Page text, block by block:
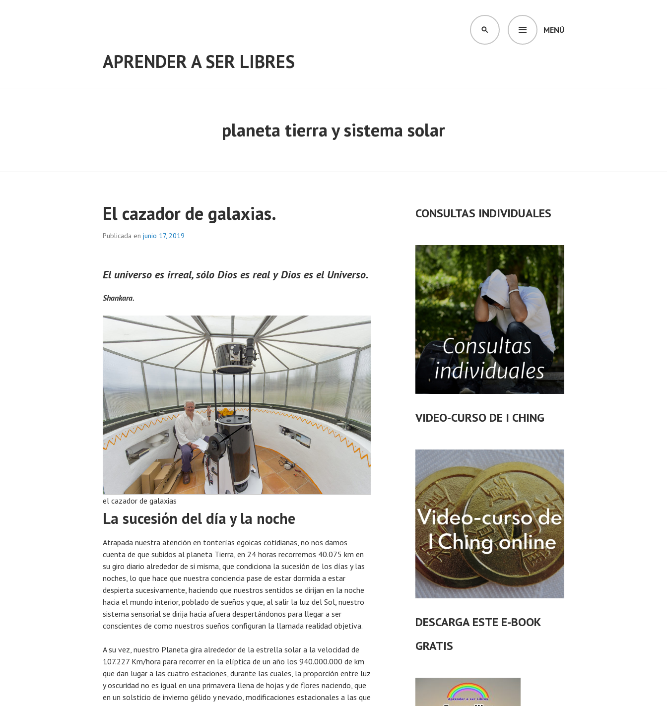
APRENDER A SER LIBRES
MENÚ
BUSCAR
planeta tierra y sistema solar
El cazador de galaxias.
Publicada en junio 17, 2019
El universo es irreal, sólo Dios es real y Dios es el Universo.
Shankara.
el cazador de galaxias
La sucesión del día y la noche
Atrapada nuestra atención en tonterías egoicas cotidianas, no nos damos
cuenta de que subidos al planeta Tierra, en 24 horas recorremos 40.075 km en
su giro diario alrededor de si misma, que condiciona la sucesión de los días y las
noches, lo que hace que nuestra conciencia pase de estar dormida a estar
despierta sucesivamente, haciendo que nuestros sentidos se dirijan en la noche
hacia el mundo interior, poblado de sueños y que, al salir la luz del Sol, nuestro
sistema sensorial se dirija hacia afuera despertándonos para llegar a ser
conscientes de como nuestros sueños configuran la llamada realidad objetiva.
A su vez, nuestro Planeta gira alrededor de la estrella solar a la velocidad de
107.227 Km/hora para recorrer en la elíptica de un año los 940.000.000 de km
que dan lugar a las cuatro estaciones, durante las cuales, la proporción entre luz
y oscuridad no es igual en una primavera llena de hojas y de flores naciendo, que
en un solsticio de invierno gélido y nevado, modificaciones estacionales a las que
CONSULTAS INDIVIDUALES
VIDEO-CURSO DE I CHING
DESCARGA ESTE E-BOOK
GRATIS